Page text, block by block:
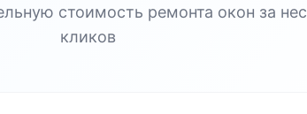
стоимость ремонта окон за
кликов